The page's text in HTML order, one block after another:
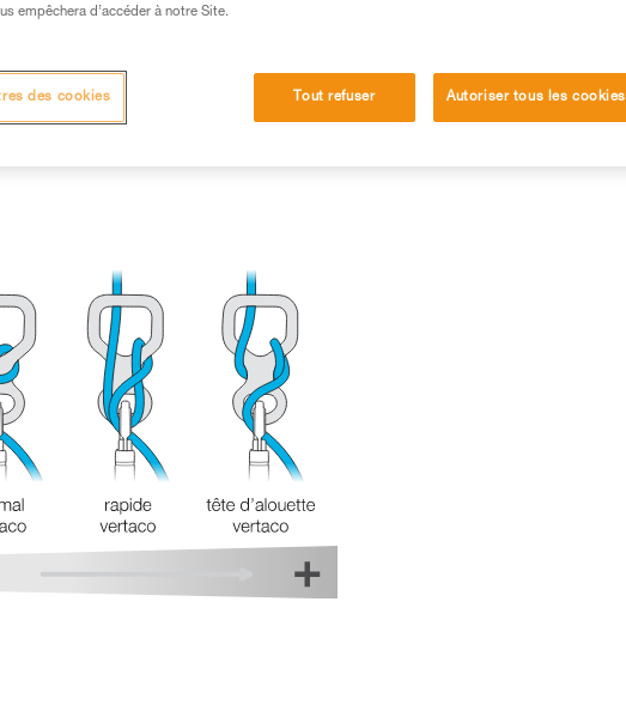
choisir la quantité de freinage adaptée à la descente prévue, en
diamètre de la corde, du poids de l’utilisateur... Le choix doit
empêchera d’accéder à notre Site.
Tout refuser Autoriser tous les cookies
des cookies